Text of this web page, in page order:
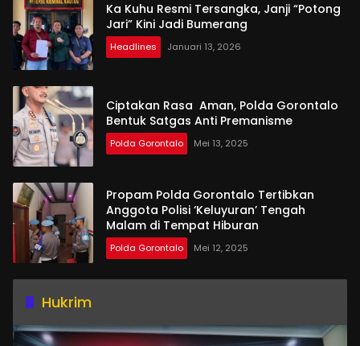
Ka Kuhu Resmi Tersangka, Janji “Potong
Jari” Kini Jadi Bumerang
Headlines Januari 13, 2026
Ciptakan Rasa Aman, Polda Gorontalo
Bentuk Satgas Anti Premanisme
Polda Gorontalo Mei 13, 2025
Propam Polda Gorontalo Tertibkan
Anggota Polisi ‘Keluyuran’ Tengah
Malam di Tempat Hiburan
Polda Gorontalo Mei 12, 2025
Hukrim